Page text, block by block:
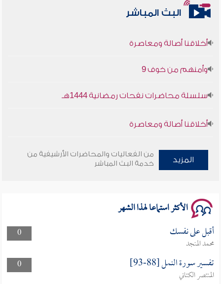
البث المباشر
أخلاقنا أصالة ومعاصرة
وأمنهم من خوف 9
أخلاقنا أصالة ومعاصرة
سلسلة محاضرات نفحات رمضانية 1444هـ
المزيد
من الفعاليات والمحاضرات الأرشيفية من
خدمة البث المباشر
الأكثر استماعا لهذا الشهر
0 أقبل على نفسك
محمد المنجد
0
تفسير سورة النمل [88-93]
المنتصر الكتاني